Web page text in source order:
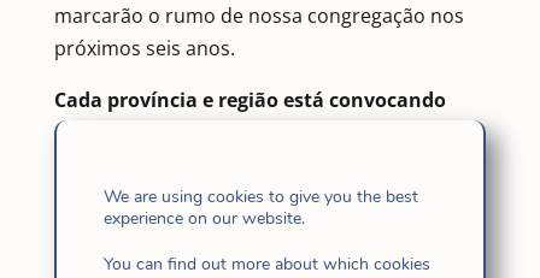
marcarão o rumo de nossa congregação nos
próximos seis anos.
Cada província e região está convocando
suas comunidades e leigos para
para ouvir juntos o que Deus nos disse como
um corpo e para nos prepararmos para
caminhar com fidelidade e esperança.
We are using cookies to give you the best
experience on our website.
You can find out more about which cookies